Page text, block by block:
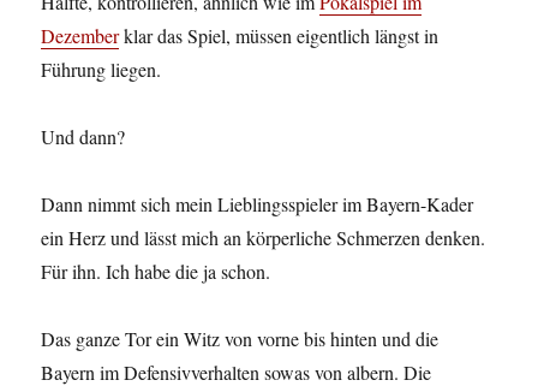
Dezemberklar das Spiel, müssen eigentlich längst in
Führung liegen.
Und dann?
Dann nimmt sich mein Lieblingsspieler im Bayern-Kader
ein Herz und lässt mich an körperliche Schmerzen denken.
Für ihn. Ich habe die ja schon.
Das ganze Tor ein Witz von vorne bis hinten und die
Bayern im Defensivverhalten sowas von albern. Die